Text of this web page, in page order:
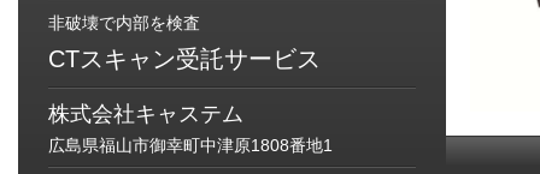
非破壊で内部を検査
CTスキャン受託サービス
株式会社キャステム
広島県福山市御幸町中津原1808番地1